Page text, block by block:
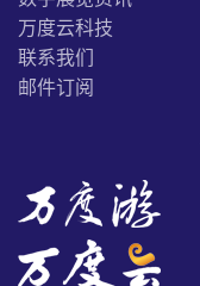
万度云科技
联系我们
邮件订阅